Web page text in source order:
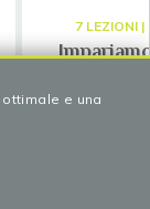
7 LEZIONI
Lae una